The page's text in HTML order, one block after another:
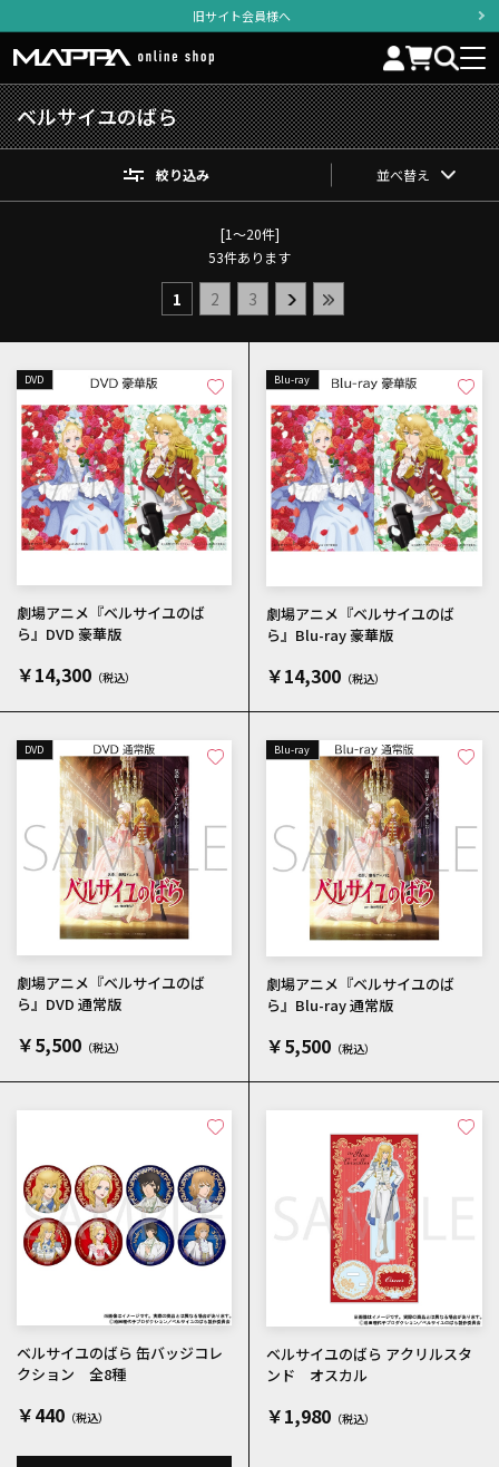
旧サイト会員様へ
ベルサイユのばら
絞り込み 並べ替え
[1～20件]
53件あります
1 2 3
DVD
劇場アニメ『ベルサイユのば
ら』DVD 豪華版
￥14,300
Blu-ray
劇場アニメ『ベルサイユのば
ら』Blu-ray 豪華版
￥14,300
DVD
劇場アニメ『ベルサイユのば
ら』DVD 通常版
￥5,500
Blu-ray
劇場アニメ『ベルサイユのば
ら』Blu-ray 通常版
￥5,500
ベルサイユのばら 缶バッジコレ
クション 全8種
￥440
ベルサイユのばら アクリルスタ
ンド オスカル
￥1,980